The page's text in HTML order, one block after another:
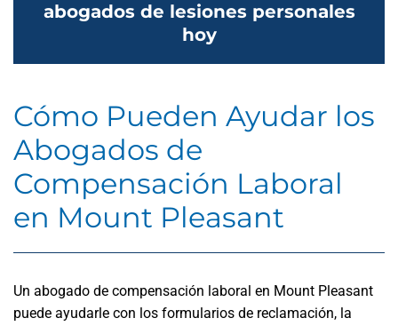
abogados de lesiones personales
hoy
Cómo Pueden Ayudar los
Abogados de
Compensación Laboral
en Mount Pleasant
Un abogado de compensación laboral en Mount Pleasant
puede ayudarle con los formularios de reclamación, la